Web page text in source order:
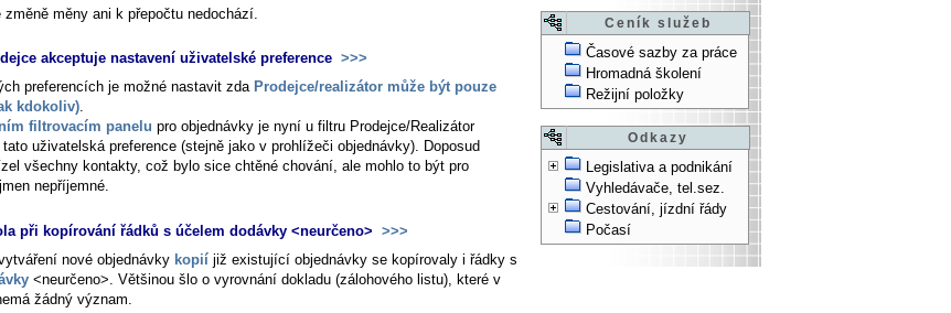
Ceník služeb
Časové sazby za práce
Hromadná školení
Režijní položky
Odkazy
Legislativa a podnikání
Vyhledávače, tel.sez.
Cestování, jízdní řády
Počasí
změně měny ani k přepočtu nedochází.
akceptuje nastavení uživatelské preference >>>
preferencích je možné nastavit zda Prodejce/realizátor může být pouze
kdokoliv).
filtrovacím panelu pro objednávky je nyní u filtru Prodejce/Realizátor
uživatelská preference (stejně jako v prohlížeči objednávky). Doposud
všechny kontakty, což bylo sice chtěné chování, ale mohlo to být pro
nepříjemné.
při kopírování řádků s účelem dodávky <neurčeno> >>>
nové objednávky kopií již existující objednávky se kopírovaly i řádky s
<neurčeno>. Většinou šlo o vyrovnání dokladu (zálohového listu), které v
žádný význam.